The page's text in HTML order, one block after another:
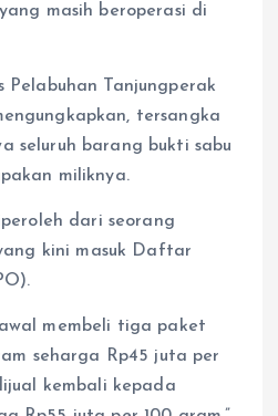
masih beroperasi di
Pelabuhan Tanjungperak
tersangka
seluruh barang bukti sabu
miliknya.
dari seorang
kini masuk Daftar
membeli tiga paket
seharga Rp45 juta per
kembali kepada